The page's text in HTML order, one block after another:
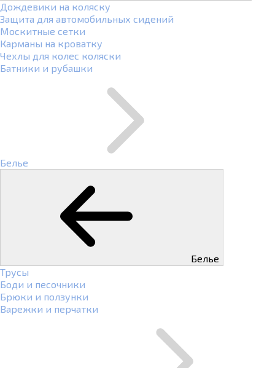
Дождевики на коляску
Защита для автомобильных сидений
Москитные сетки
Карманы на кроватку
Чехлы для колес коляски
Батники и рубашки
Белье
Белье
Трусы
Боди и песочники
Брюки и ползунки
Варежки и перчатки